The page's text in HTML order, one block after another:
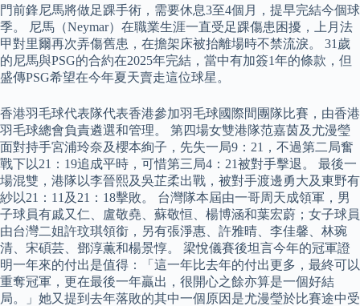
門前鋒尼馬將做足踝手術，需要休息3至4個月，提早完結今個球
季。 尼馬（Neymar）在職業生涯一直受足踝傷患困擾，上月法
甲對里爾再次弄傷舊患，在擔架床被抬離場時不禁流淚。 31歲
的尼馬與PSG的合約在2025年完結，當中有加簽1年的條款，但
盛傳PSG希望在今年夏天賣走這位球星。
香港羽毛球代表隊代表香港參加羽毛球國際間團隊比賽，由香港
羽毛球總會負責遴選和管理。 第四場女雙港隊范嘉茵及尤漫瑩
面對持手宮浦玲奈及櫻本絢子，先失一局9：21，不過第二局奮
戰下以21：19追成平時，可惜第三局4：21被對手擊退。 最後一
場混雙，港隊以李晉熙及吳芷柔出戰，被對手渡邊勇大及東野有
紗以21：11及21：18擊敗。 台灣隊本屆由一哥周天成領軍，男
子球員有戚又仁、盧敬堯、蘇敬恒、楊博涵和葉宏蔚；女子球員
由台灣二姐許玟琪領銜，另有張淨惠、許雅晴、李佳馨、林琬
清、宋碩芸、鄧淳薫和楊景惇。 梁悅儀賽後坦言今年的冠軍證
明一年來的付出是值得：「這一年比去年的付出更多，最終可以
重奪冠軍，更在最後一年贏出，很開心之餘亦算是一個好結
局。」她又提到去年落敗的其中一個原因是尤漫瑩於比賽途中受